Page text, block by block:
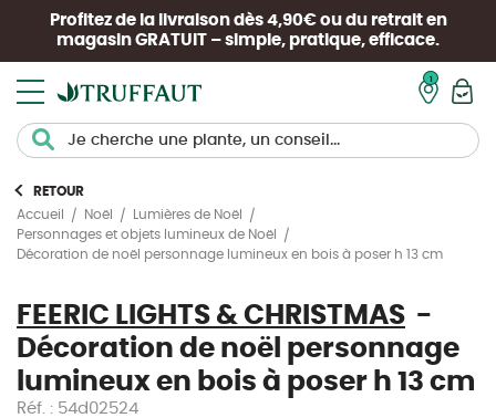
Profitez de la livraison dès 4,90€ ou du retrait en
magasin GRATUIT – simple, pratique, efficace.
RETOUR
Accueil
Noël
Lumières de Noël
Personnages et objets lumineux de Noël
Décoration de noël personnage lumineux en bois à poser h 13 cm
FEERIC LIGHTS & CHRISTMAS
Décoration de noël personnage
lumineux en bois à poser h 13 cm
Réf. : 54d02524